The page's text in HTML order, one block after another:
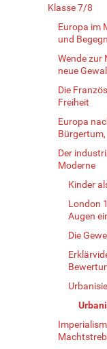
Klasse 7/8
Europa im
und
Wende zur
neue
Die
Freiheit
Europa
Der
Moderne
Kinder
London
Augen
Die